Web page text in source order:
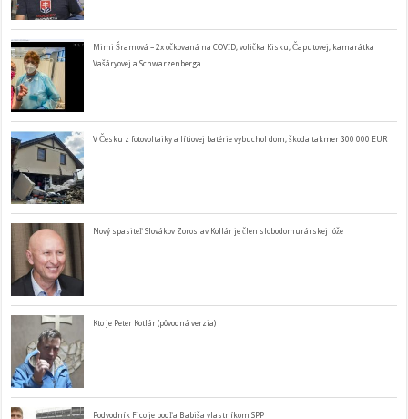
Mimi Šramová – 2x očkovaná na COVID, volička Kisku, Čaputovej, kamarátka
Vašáryovej a Schwarzenberga
V Česku z fotovoltaiky a lítiovej batérie vybuchol dom, škoda takmer 300 000 EUR
Nový spasiteľ Slovákov Zoroslav Kollár je člen slobodomurárskej lóže
Kto je Peter Kotlár (pôvodná verzia)
Podvodník Fico je podľa Babiša vlastníkom SPP